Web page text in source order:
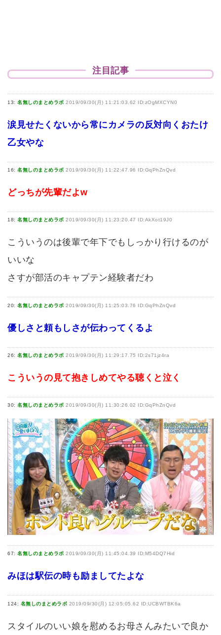
注目記事
13: 名無しのまとめラボ 2019/09/30(月) 11:21:03.62 ID:zOgMXCYN0
涙見せたくないから常にカメラの反対向くおたけ
乙女やな
16: 名無しのまとめラボ 2019/09/30(月) 11:22:47.96 ID:GqPhZnQvd
どっちが先輩だよw
18: 名無しのまとめラボ 2019/09/30(月) 11:23:20.47 ID:AkXot19J0
こういうのは後輩で年下でもしっかり行けるのが
いいな
さすが部活のキャプテン経験者だわ
20: 名無しのまとめラボ 2019/09/30(月) 11:25:03.76 ID:GqPhZnQvd
優しさと頼もしさが伝わってくるよ
26: 名無しのまとめラボ 2019/09/30(月) 11:29:17.75 ID:2s71jz4ra
こういうの見て抱きしめてやる聴くと泣く
30: 名無しのまとめラボ 2019/09/30(月) 11:30:26.02 ID:GqPhZnQvd
67: 名無しのまとめラボ 2019/09/30(月) 11:45:04.39 ID:M54DQ7Hid
みほは駅伝の時も励ましてたよな
124: 名無しのまとめラボ 2019/09/30(月) 12:05:05.62 ID:UCBWTBK6a
スタイルのいい娘を慰めるお母さんみたいで良か